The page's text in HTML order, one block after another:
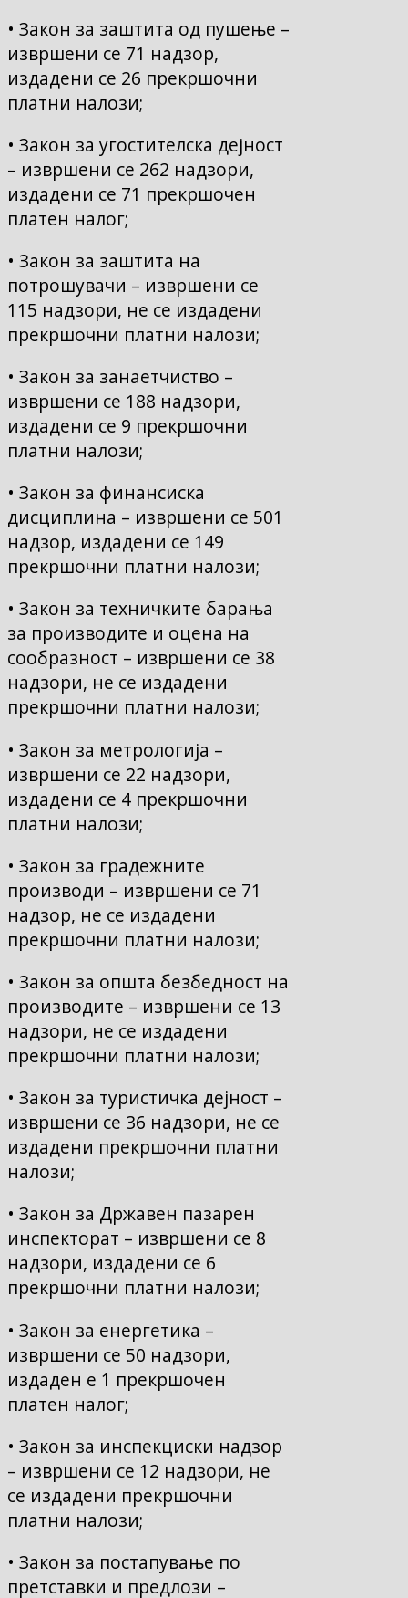
• Закон за заштита од пушење –
извршени се 71 надзор,
издадени се 26 прекршочни
платни налози;
• Закон за угостителска дејност
– извршени се 262 надзори,
издадени се 71 прекршочен
платен налог;
• Закон за заштита на
потрошувачи – извршени се
115 надзори, не се издадени
прекршочни платни налози;
• Закон за занаетчиство –
извршени се 188 надзори,
издадени се 9 прекршочни
платни налози;
• Закон за финансиска
дисциплина – извршени се 501
надзор, издадени се 149
прекршочни платни налози;
• Закон за техничките барања
за производите и оцена на
сообразност – извршени се 38
надзори, не се издадени
прекршочни платни налози;
• Закон за метрологија –
извршени се 22 надзори,
издадени се 4 прекршочни
платни налози;
• Закон за градежните
производи – извршени се 71
надзор, не се издадени
прекршочни платни налози;
• Закон за општа безбедност на
производите – извршени се 13
надзори, не се издадени
прекршочни платни налози;
• Закон за туристичка дејност –
извршени се 36 надзори, не се
издадени прекршочни платни
налози;
• Закон за Државен пазарен
инспекторат – извршени се 8
надзори, издадени се 6
прекршочни платни налози;
• Закон за енергетика –
извршени се 50 надзори,
издаден е 1 прекршочен
платен налог;
• Закон за инспекциски надзор
– извршени се 12 надзори, не
се издадени прекршочни
платни налози;
• Закон за постапување по
претставки и предлози –